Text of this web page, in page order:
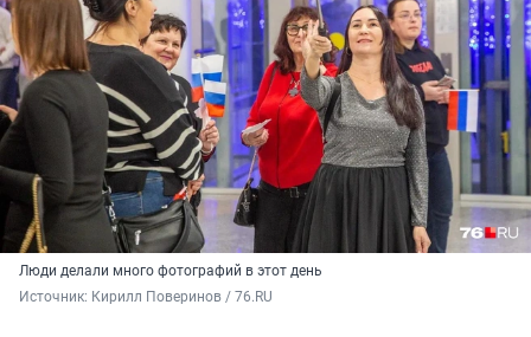
Люди делали много фотографий в этот день
Источник: Кирилл Поверинов / 76.RU